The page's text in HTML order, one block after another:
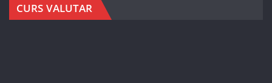
CURS VALUTAR